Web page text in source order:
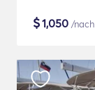
$1,050 /